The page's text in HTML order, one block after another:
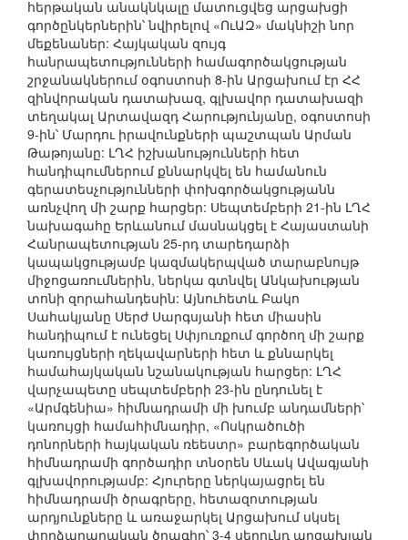
հերթական անակնկալը մատուցվեց արցախցի
գործընկերներին՝ նվիրելով «ՈւԱԶ» մակնիշի նոր
մեքենաներ: Հայկական զույգ
հանրապետությունների համագործակցության
շրջանակներում օգոստոսի 8-ին Արցախում էր ՀՀ
զինվորական դատախազ, գլխավոր դատախազի
տեղակալ Արտավազդ Հարությունյանը, օգոստոսի
9-ին՝ Մարդու իրավունքների պաշտպան Արման
Թաթոյանը: ԼՂՀ իշխանությունների հետ
հանդիպումներում քննարկվել են համանուն
գերատեսչությունների փոխգործակցությանն
առնչվող մի շարք հարցեր: Սեպտեմբերի 21-ին ԼՂՀ
նախագահը Երևանում մասնակցել է Հայաստանի
Հանրապետության 25-րդ տարեդարձի
կապակցությամբ կազմակերպված տարաբնույթ
միջոցառումներին, ներկա գտնվել Անկախության
տոնի զորահանդեսին: Այնուհետև Բակո
Սահակյանը Սերժ Սարգսյանի հետ միասին
հանդիպում է ունեցել Սփյուռքում գործող մի շարք
կառույցների ղեկավարների հետ և քննարկել
համահայկական նշանակության հարցեր: ԼՂՀ
վարչապետը սեպտեմբերի 23-ին ընդունել է
«Արմգենիա» հիմնադրամի մի խումբ անդամների՝
կառույցի համահիմնադիր, «Ոսկրածուծի
դոնորների հայկական ռեեստր» բարեգործական
հիմնադրամի գործադիր տնօրեն Սևակ Ավագյանի
գլխավորությամբ: Հյուրերը ներկայացրել են
հիմնադրամի ծրագրերը, հետազոտության
արդյունքները և առաջարկել Արցախում սկսել
փորձարարական ծրագիր՝ 3-4 սերունդ արցախյան